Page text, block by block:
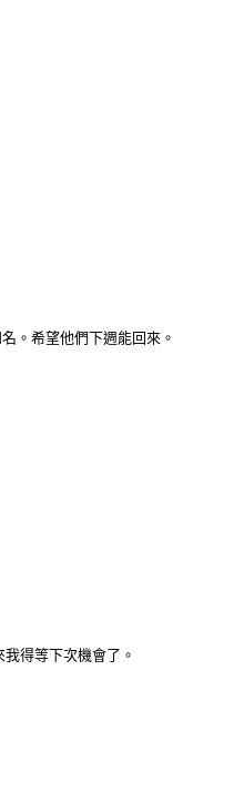
。希望他們下週能回來。
得等下次機會了。